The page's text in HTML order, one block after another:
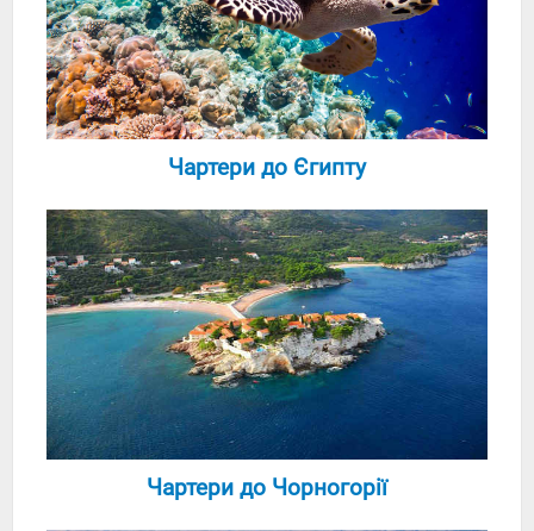
Чартери до Єгипту
Чартери до Чорногорії